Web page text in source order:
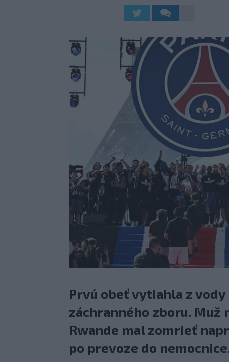
Prvú obeť vytiahla z
záchranného zboru. Muž
Rwande mal zomrieť
po prevoze do